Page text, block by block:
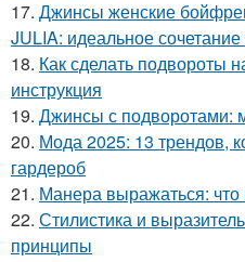
17. Джинсы женские
JULIA: идеальное
18. Как сделать подвороты
инструкция
19. Джинсы с подворотами:
20. Мода 2025: 13 трендов,
гардероб
21. Манера выражаться:
22. Стилистика и
принципы